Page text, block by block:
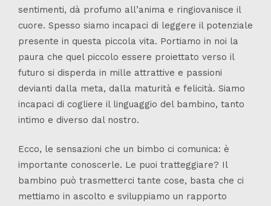
sentimenti, dà profumo all’anima e ringiovanisce il
cuore. Spesso siamo incapaci di leggere il potenziale
presente in questa piccola vita. Portiamo in noi la
paura che quel piccolo essere proiettato verso il
futuro si disperda in mille attrattive e passioni
devianti dalla meta, dalla maturità e felicità. Siamo
incapaci di cogliere il linguaggio del bambino, tanto
intimo e diverso dal nostro.
Ecco, le sensazioni che un bimbo ci comunica: è
importante conoscerle. Le puoi tratteggiare? Il
bambino può trasmetterci tante cose, basta che ci
mettiamo in ascolto e sviluppiamo un rapporto